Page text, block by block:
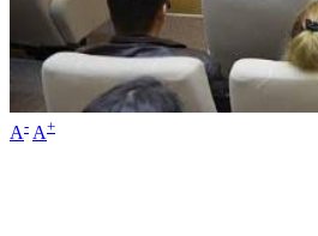
A- A+